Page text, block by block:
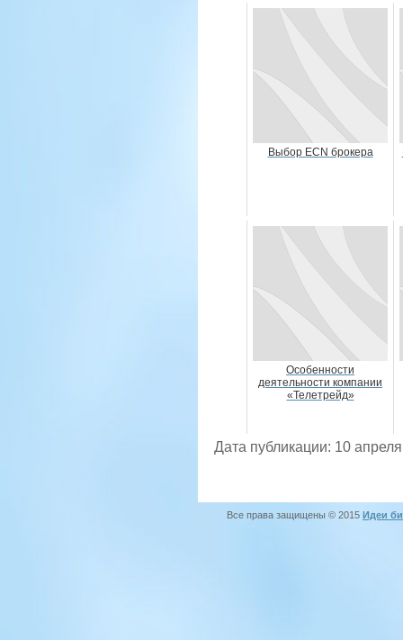
Выбор ECN брокера
Особенности
деятельности компании
«Телетрейд»
Дата публикации: 10
Все права защищены © 2015 Идеи